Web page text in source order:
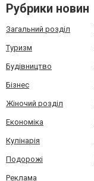
Рубрики новин
Загальний розділ
Туризм
Будівництво
Бізнес
Жіночий розділ
Економіка
Кулінарія
Подорожі
Реклама